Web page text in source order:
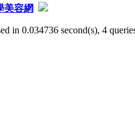
美容網
in 0.034736 second(s), 4